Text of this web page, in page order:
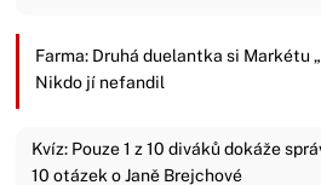
Farma: Druhá duelantka si Markétu
Nikdo jí nefandil
Kvíz: Pouze 1 z 10 diváků dokáže
10 otázek o Janě Brejchové